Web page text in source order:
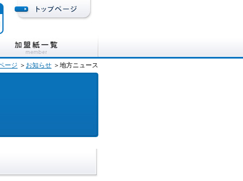
ージ ＞ お知らせ ＞地方ニュース